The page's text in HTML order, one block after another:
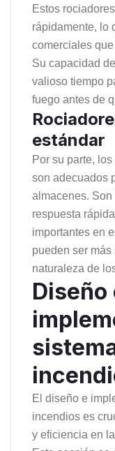
Estos
rápidamente, lo
comerciales
Su capacidad
valioso tiempo
fuego antes de
estándar
Por su parte,
son adecuados
almacenes.
respuesta
importantes en
pueden ser
naturaleza de
Diseño
El diseño e
incendios es
y eficiencia en